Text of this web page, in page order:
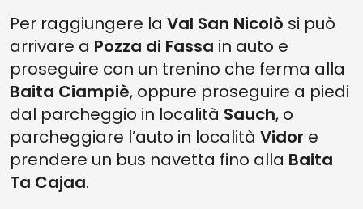
Per raggiungere la Val San Nicolò si può
arrivare a Pozza di Fassa in auto e
proseguire con un trenino che ferma alla
Baita Ciampiè, oppure proseguire a piedi
dal parcheggio in località Sauch, o
parcheggiare l’auto in località Vidor e
prendere un bus navetta fino alla Baita
Ta Cajaa.